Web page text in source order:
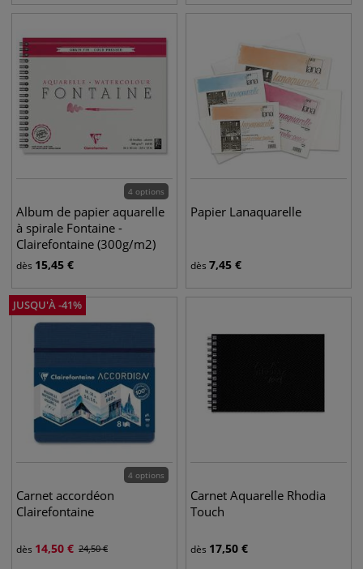
4 options
Album de papier aquarelle
à spirale Fontaine -
Clairefontaine (300g/m2)
dès 15,45 €
Papier Lanaquarelle
dès 7,45 €
JUSQU'À-41%
4 options
Carnet accordéon
Clairefontaine
dès 14,50 € 24,50€
Carnet Aquarelle Rhodia
Touch
dès 17,50 €